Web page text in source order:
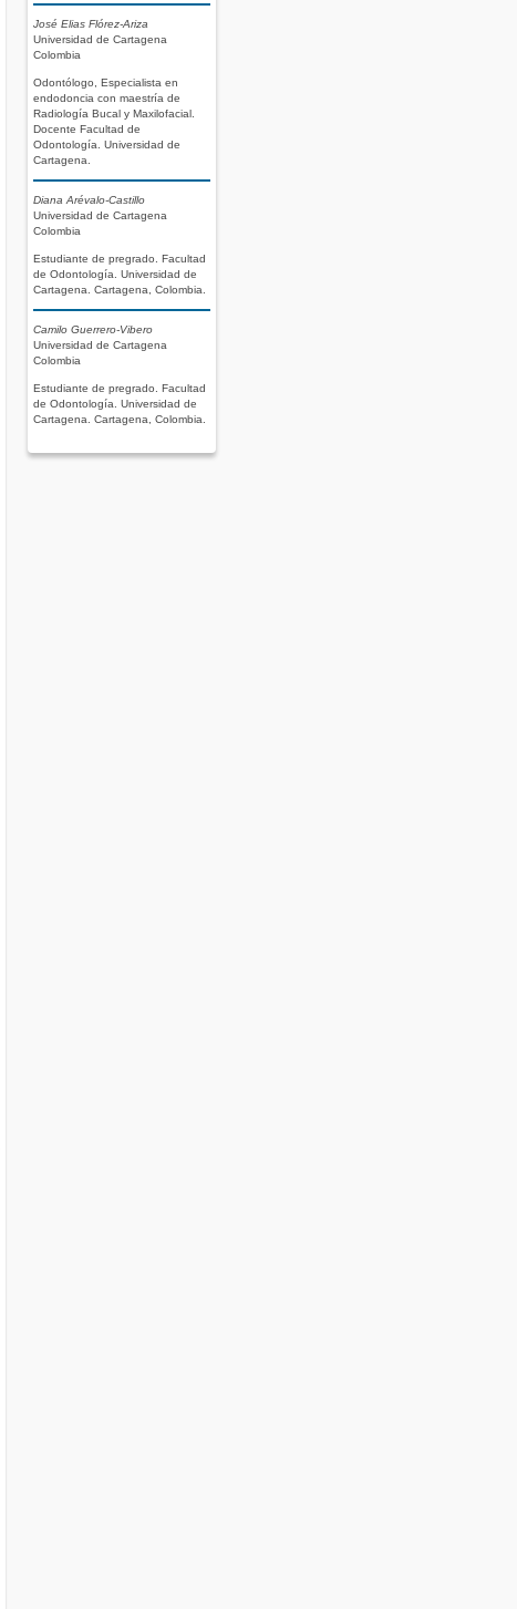
José Elias Flórez-Ariza
Universidad de Cartagena
Colombia
Odontólogo, Especialista en
endodoncia con maestría de
Radiología Bucal y Maxilofacial.
Docente Facultad de
Odontología. Universidad de
Cartagena.
Diana Arévalo-Castillo
Universidad de Cartagena
Colombia
Estudiante de pregrado. Facultad
de Odontología. Universidad de
Cartagena. Cartagena, Colombia.
Camilo Guerrero-Vibero
Universidad de Cartagena
Colombia
Estudiante de pregrado. Facultad
de Odontología. Universidad de
Cartagena. Cartagena, Colombia.